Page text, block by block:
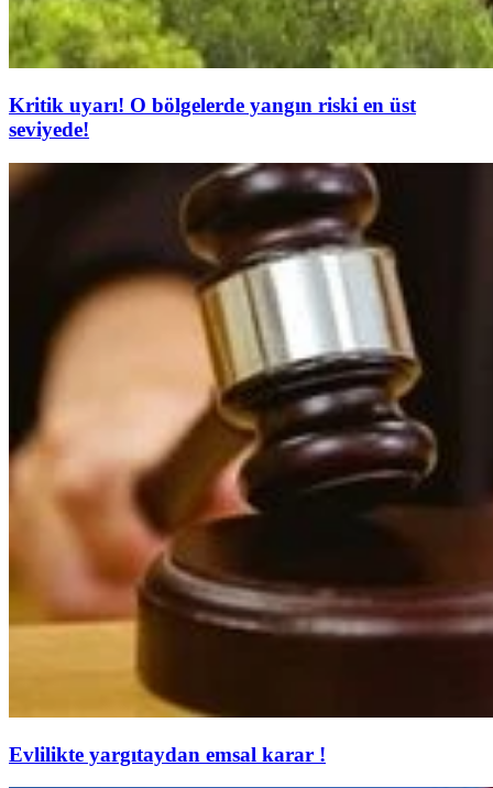
Kritik uyarı! O bölgelerde yangın riski en üst
seviyede!
Evlilikte yargıtaydan emsal karar !